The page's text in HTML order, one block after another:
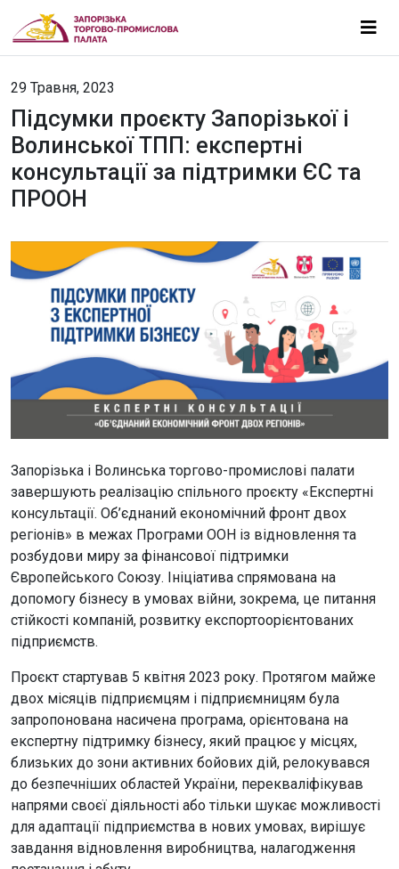
29 Травня, 2023
Підсумки проєкту Запорізької і
Волинської ТПП: експертні
консультації за підтримки ЄС та
ПРООН
Запорізька і Волинська торгово-промислові палати
завершують реалізацію спільного проєкту «Експертні
консультації. Об’єднаний економічний фронт двох
регіонів» в межах Програми ООН із відновлення та
розбудови миру за фінансової підтримки
Європейського Союзу. Ініціатива спрямована на
допомогу бізнесу в умовах війни, зокрема, це питання
стійкості компаній, розвитку експортоорієнтованих
підприємств.
Проєкт стартував 5 квітня 2023 року. Протягом майже
двох місяців підприємцям і підприємницям була
запропонована насичена програма, орієнтована на
експертну підтримку бізнесу, який працює у місцях,
близьких до зони активних бойових дій, релокувався
до безпечніших областей України, перекваліфікував
напрями своєї діяльності або тільки шукає можливості
для адаптації підприємства в нових умовах, вирішує
завдання відновлення виробництва, налагодження